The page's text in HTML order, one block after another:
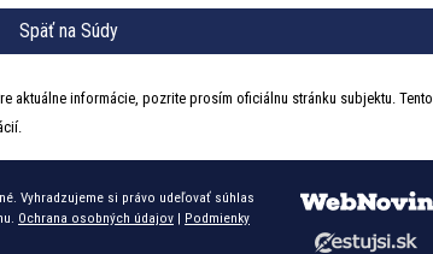
Späť na Súdy
aktuálne informácie, pozrite prosím oficiálnu stránku subjektu. Tento
Vyhradzujeme si právo udeľovať súhlas
Ochrana osobných údajov | Podmienky